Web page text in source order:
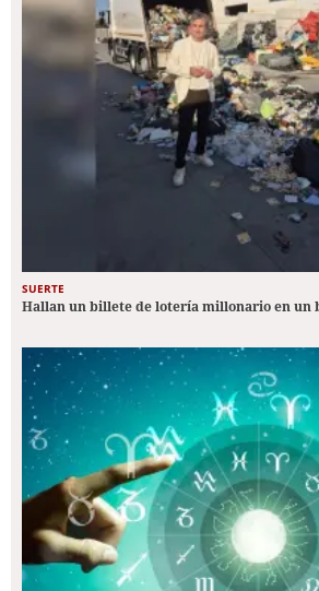
SUERTE
Hallan un billete de lotería millonario en un